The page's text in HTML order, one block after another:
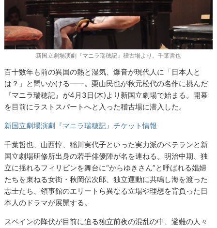
新国立劇場演劇『マニラ瑞穂記』稽古場より。千葉哲也
百十数年も前の異国の熱と湿気、爆音が現代人に「日本人と
は？」と問いかける――。栗山民也が秋元松代の名作に挑んだ
『マニラ瑞穂記』が4月3日(木)より新国立劇場で始まる。開幕
を目前にラストスパートへと入った稽古場に潜入した。
新国立劇場演劇『マニラ瑞穂記』チケット情報
千葉哲也、山西惇、稲川実代子といった実力派のベテランと新
国立劇場研修所出身の若手俳優陣が名を連ねる。明治中期、独
立に揺れるフィリピンを舞台に“からゆきさん”と呼ばれる娼婦
たちを束ねる女衒・秋岡伝次郎、独立運動に共鳴し海を渡った
志士たち、領事館のエリートら異なる立場や理想を背負った日
本人のドラマが展開する。
スペインの降伏が目前に迫る独立前夜の混乱の中、避難の人々